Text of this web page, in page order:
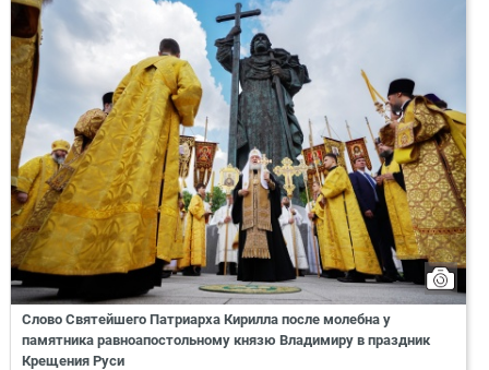
Слово Святейшего Патриарха Кирилла после молебна у
памятника равноапостольному князю Владимиру в праздник
Крещения Руси